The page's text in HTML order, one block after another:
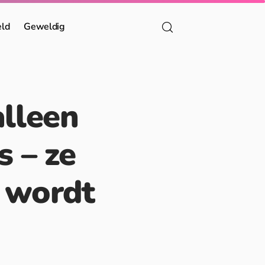
Geweldig
– ze
wordt